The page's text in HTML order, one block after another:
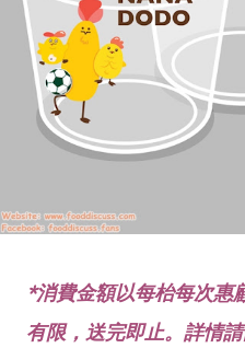
*消費金額以每枱每次惠
有限，送完即止。詳情請